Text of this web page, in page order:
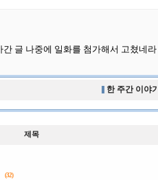
글 나중에 일화를 첨가해서 고쳤네
한 주간 이야
제목
(32)